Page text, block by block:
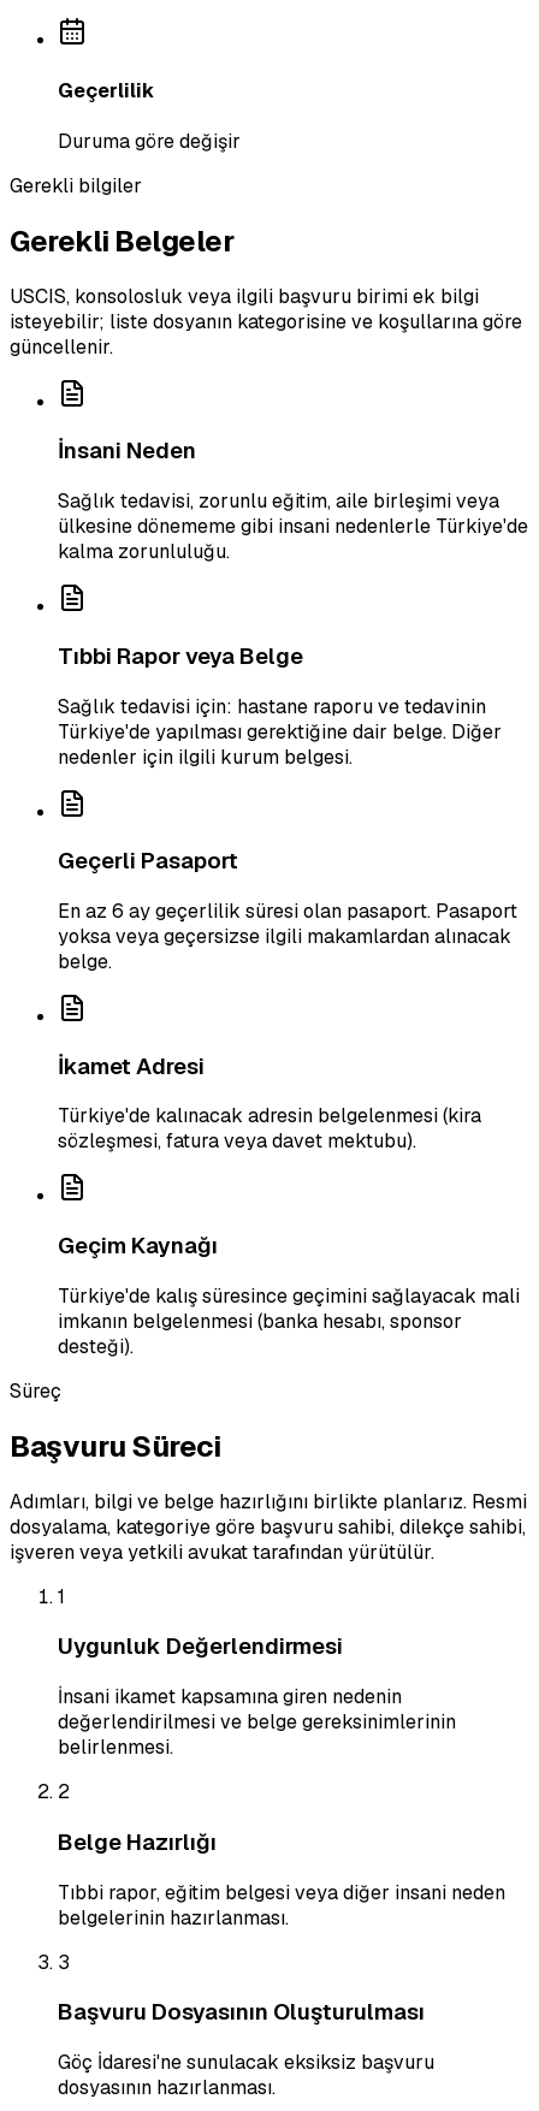
Geçerlilik
Duruma göre değişir
Gerekli bilgiler
Gerekli Belgeler
USCIS, konsolosluk veya ilgili başvuru birimi ek bilgi
isteyebilir; liste dosyanın kategorisine ve koşullarına göre
güncellenir.
İnsani Neden
Sağlık tedavisi, zorunlu eğitim, aile birleşimi veya
ülkesine dönememe gibi insani nedenlerle Türkiye'de
kalma zorunluluğu.
Tıbbi Rapor veya Belge
Sağlık tedavisi için: hastane raporu ve tedavinin
Türkiye'de yapılması gerektiğine dair belge. Diğer
nedenler için ilgili kurum belgesi.
Geçerli Pasaport
En az 6 ay geçerlilik süresi olan pasaport. Pasaport
yoksa veya geçersizse ilgili makamlardan alınacak
belge.
İkamet Adresi
Türkiye'de kalınacak adresin belgelenmesi (kira
sözleşmesi, fatura veya davet mektubu).
Geçim Kaynağı
Türkiye'de kalış süresince geçimini sağlayacak mali
imkanın belgelenmesi (banka hesabı, sponsor
desteği).
Süreç
Başvuru Süreci
Adımları, bilgi ve belge hazırlığını birlikte planlarız. Resmi
dosyalama, kategoriye göre başvuru sahibi, dilekçe sahibi,
işveren veya yetkili avukat tarafından yürütülür.
1
Uygunluk Değerlendirmesi
İnsani ikamet kapsamına giren nedenin
değerlendirilmesi ve belge gereksinimlerinin
belirlenmesi.
2
Belge Hazırlığı
Tıbbi rapor, eğitim belgesi veya diğer insani neden
belgelerinin hazırlanması.
3
Başvuru Dosyasının Oluşturulması
Göç İdaresi'ne sunulacak eksiksiz başvuru
dosyasının hazırlanması.